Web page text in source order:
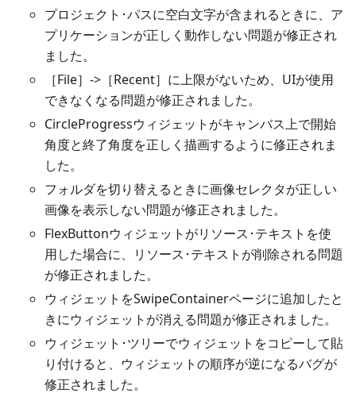
プロジェクト･パスに空白文字が含まれるときに、ア
プリケーションが正しく動作しない問題が修正され
ました。
［File］-> ［Recent］に上限がないため、UIが使用
できなくなる問題が修正されました。
CircleProgressウィジェットがキャンバス上で開始
角度と終了角度を正しく描画するように修正されま
した。
フォルダを切り替えるときに画像セレクタが正しい
画像を表示しない問題が修正されました。
FlexButtonウィジェットがリソース･テキストを使
用した場合に、リソース･テキストが削除される問題
が修正されました。
ウィジェットをSwipeContainerページに追加したと
きにウィジェットが消える問題が修正されました。
ウィジェット･ツリーでウィジェットをコピーして貼
り付けると、ウィジェットの順序が逆になるバグが
修正されました。